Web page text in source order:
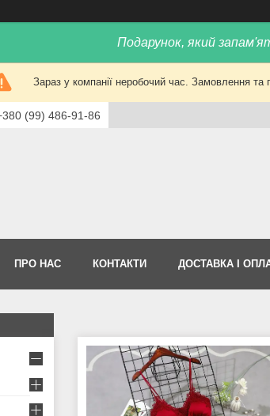
Подарунок, який
Зараз у компанії неробочий час. Замовлення
(99) 486-91-86
ПРО НАС КОНТАКТИ ДОСТАВКА І